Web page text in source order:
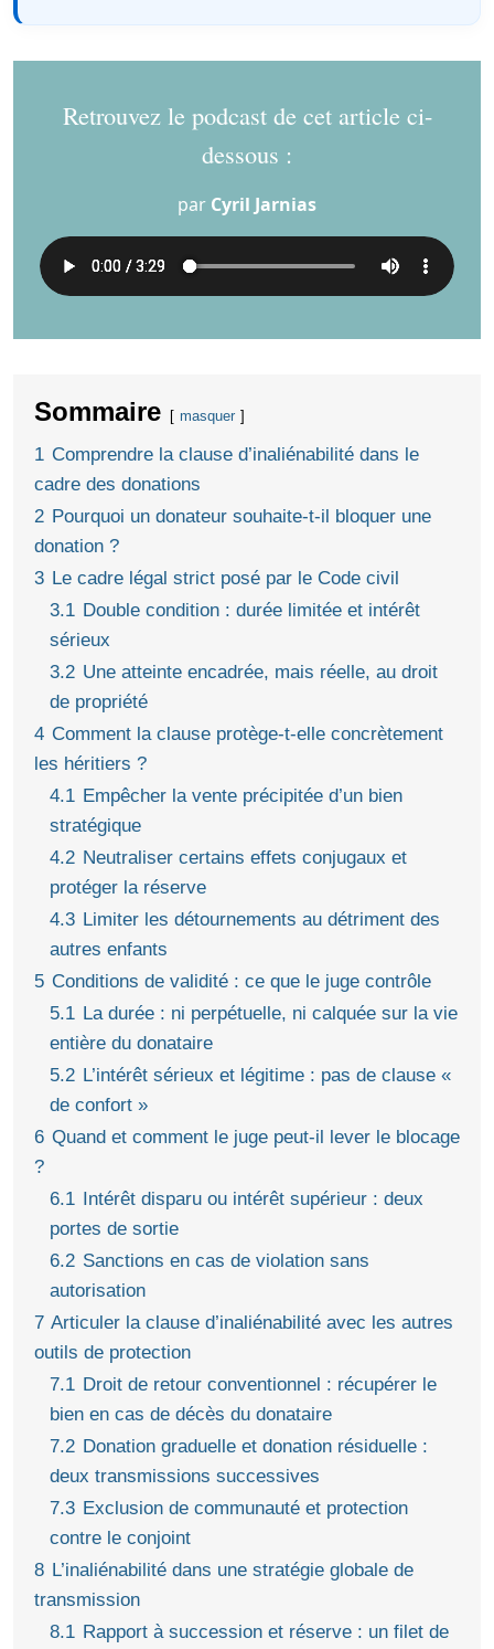
Retrouvez le podcast de cet article ci-
dessous :
par Cyril Jarnias
Sommaire masquer
1 Comprendre la clause d’inaliénabilité dans le
cadre des donations
2 Pourquoi un donateur souhaite-t-il bloquer une
donation ?
3 Le cadre légal strict posé par le Code civil
3.1 Double condition : durée limitée et intérêt
sérieux
3.2 Une atteinte encadrée, mais réelle, au droit
de propriété
4 Comment la clause protège-t-elle concrètement
les héritiers ?
4.1 Empêcher la vente précipitée d’un bien
stratégique
4.2 Neutraliser certains effets conjugaux et
protéger la réserve
4.3 Limiter les détournements au détriment des
autres enfants
5 Conditions de validité : ce que le juge contrôle
5.1 La durée : ni perpétuelle, ni calquée sur la vie
entière du donataire
5.2 L’intérêt sérieux et légitime : pas de clause «
de confort »
6 Quand et comment le juge peut-il lever le blocage
?
6.1 Intérêt disparu ou intérêt supérieur : deux
portes de sortie
6.2 Sanctions en cas de violation sans
autorisation
7 Articuler la clause d’inaliénabilité avec les autres
outils de protection
7.1 Droit de retour conventionnel : récupérer le
bien en cas de décès du donataire
7.2 Donation graduelle et donation résiduelle :
deux transmissions successives
7.3 Exclusion de communauté et protection
contre le conjoint
8 L’inaliénabilité dans une stratégie globale de
transmission
8.1 Rapport à succession et réserve : un filet de